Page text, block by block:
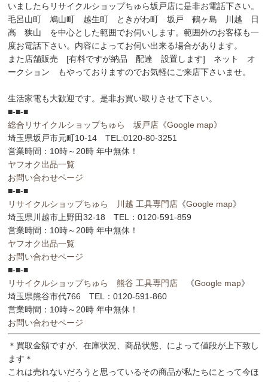
いましたらリサイクルショップちゅら坂戸店に是非お電話下さい。
毛呂山町 鳩山町 越生町 ときがわ町 坂戸 鶴ヶ島 川越 日
高 狭山 を中心とした範囲でお伺いします。範囲外のお客様も一
度お電話下さい。内容によってお伺い出来る場合があります。
また店舗販売 [有料ですが納品 配達 設置します] ネット オ
ークション もやっておりますのでお気軽にご来店下さいませ。
生活家電も大歓迎です。是非お買い取りさせて下さい。
■-■-■
総合リサイクルショップちゅら 坂戸店 《Google map》
埼玉県坂戸市元町10-14 TEL:0120-80-3251
営業時間：10時～20時 年中無休！
ヤフオク出品一覧
お問い合わせページ
■-■-■
リサイクルショップちゅら 川越 工具専門店 《Google map》
埼玉県川越市上野田32-18 TEL：0120-591-859
営業時間：10時～20時 年中無休！
ヤフオク出品一覧
お問い合わせページ
■-■-■
リサイクルショップちゅら 熊谷 工具専門店 《Google map》
埼玉県熊谷市代766 TEL：0120-591-860
営業時間：10時～20時 年中無休！
お問い合わせページ
＊買取金額ですが、在庫状況、商品状態、によって値段が上下致し
ます＊
これは売れないだろうと思っているその商品が私たちにとって今ほ